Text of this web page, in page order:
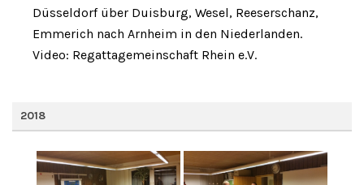
Düsseldorf über Duisburg, Wesel, Reeserschanz,
Emmerich nach Arnheim in den Niederlanden.
Video: Regattagemeinschaft Rhein e.V.
2018